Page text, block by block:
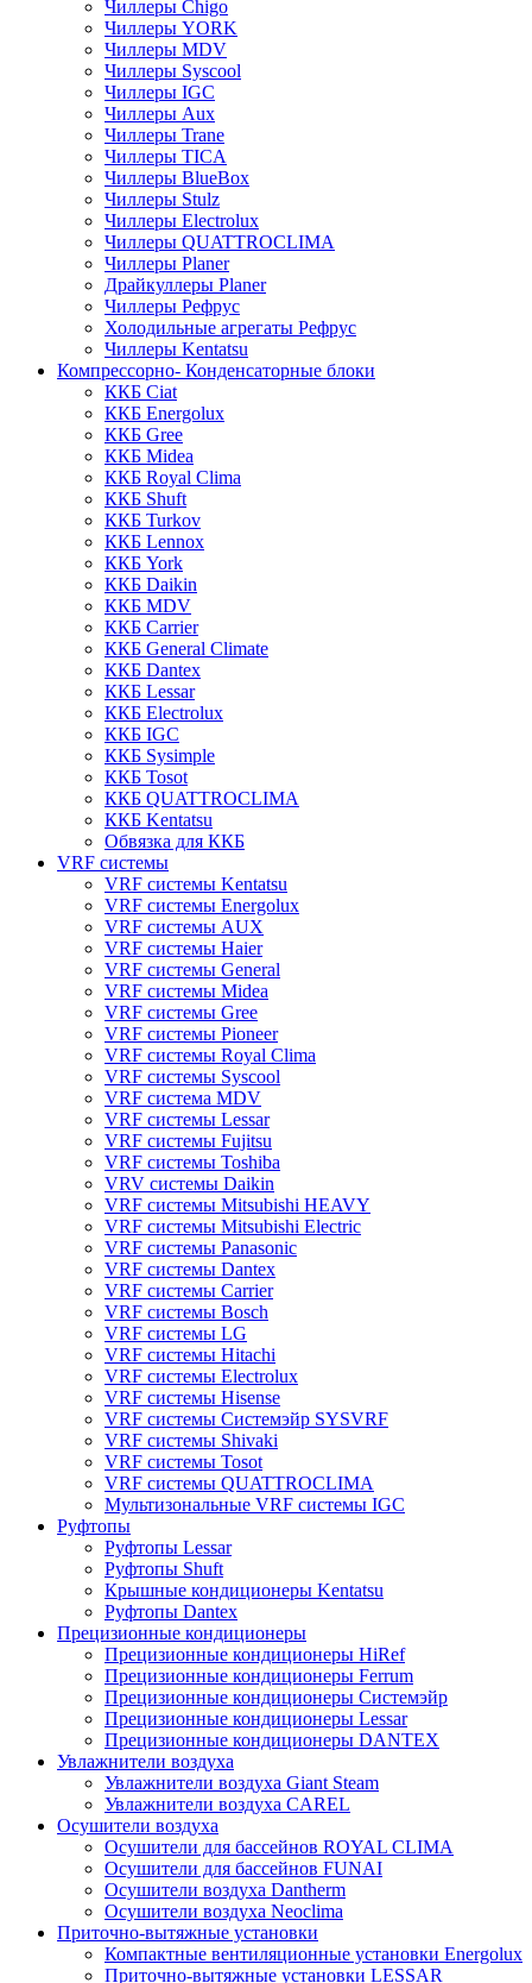
Чиллеры Chigo
Чиллеры YORK
Чиллеры MDV
Чиллеры Syscool
Чиллеры IGC
Чиллеры Aux
Чиллеры Trane
Чиллеры TICA
Чиллеры BlueBox
Чиллеры Stulz
Чиллеры Electrolux
Чиллеры QUATTROCLIMA
Чиллеры Planer
Драйкуллеры Planer
Чиллеры Рефрус
Холодильные агрегаты Рефрус
Чиллеры Kentatsu
Компрессорно- Конденсаторные блоки
ККБ Ciat
ККБ Energolux
ККБ Gree
ККБ Midea
ККБ Royal Clima
ККБ Shuft
ККБ Turkov
ККБ Lennox
ККБ York
ККБ Daikin
ККБ MDV
ККБ Carrier
ККБ General Climate
ККБ Dantex
ККБ Lessar
ККБ Electrolux
ККБ IGC
ККБ Sysimple
ККБ Tosot
ККБ QUATTROCLIMA
ККБ Kentatsu
Обвязка для ККБ
VRF системы
VRF системы Kentatsu
VRF системы Energolux
VRF системы AUX
VRF системы Haier
VRF системы General
VRF системы Midea
VRF системы Gree
VRF системы Pioneer
VRF системы Royal Clima
VRF системы Syscool
VRF система MDV
VRF системы Lessar
VRF системы Fujitsu
VRF системы Toshiba
VRV системы Daikin
VRF системы Mitsubishi HEAVY
VRF системы Mitsubishi Electric
VRF системы Panasonic
VRF системы Dantex
VRF системы Carrier
VRF системы Bosch
VRF системы LG
VRF системы Hitachi
VRF системы Electrolux
VRF системы Hisense
VRF системы Системэйр SYSVRF
VRF системы Shivaki
VRF системы Tosot
VRF системы QUATTROCLIMA
Мультизональные VRF системы IGC
Руфтопы
Руфтопы Lessar
Руфтопы Shuft
Крышные кондиционеры Kentatsu
Руфтопы Dantex
Прецизионные кондиционеры
Прецизионные кондиционеры HiRef
Прецизионные кондиционеры Ferrum
Прецизионные кондиционеры Системэйр
Прецизионные кондиционеры Lessar
Прецизионные кондиционеры DANTEX
Увлажнители воздуха
Увлажнители воздуха Giant Steam
Увлажнители воздуха CAREL
Осушители воздуха
Осушители для бассейнов ROYAL CLIMA
Осушители для бассейнов FUNAI
Осушители воздуха Dantherm
Осушители воздуха Neoclima
Приточно-вытяжные установки
Компактные вентиляционные установки Energolux
Приточно-вытяжные установки LESSAR